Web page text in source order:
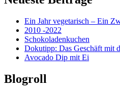
Ein Jahr vegetarisch – Ein
2010 -2022
Schokoladenkuchen
Dokutipp: Das Geschäft mit
Avocado Dip mit Ei
Blogroll